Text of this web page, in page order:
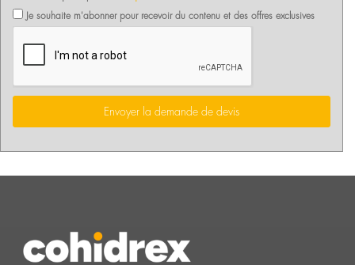
Je souhaite m'abonner pour recevoir du contenu et des offres exclusives
Envoyer la demande de devis